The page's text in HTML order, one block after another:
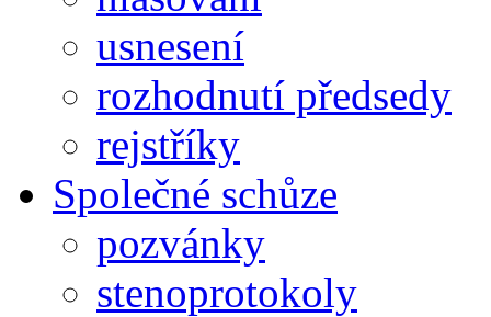
usnesení
rozhodnutí předsedy
rejstříky
Společné schůze
pozvánky
stenoprotokoly